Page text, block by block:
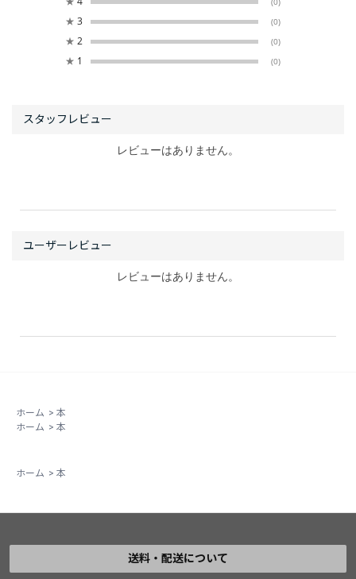
★ 3 (0)
★ 2 (0)
★ 1 (0)
レビューはありません。
レビューはありません。
ホーム > 本
ホーム > 本
ホーム > 本
送料・配送について